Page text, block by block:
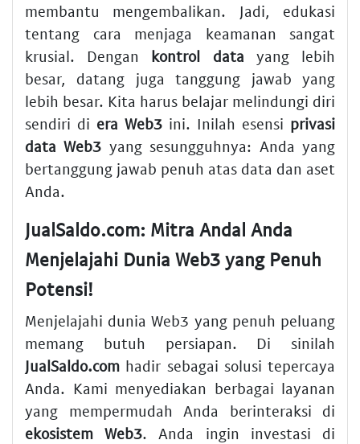
membantu mengembalikan. Jadi, edukasi
tentang cara menjaga keamanan sangat
krusial. Dengan kontrol data yang lebih
besar, datang juga tanggung jawab yang
lebih besar. Kita harus belajar melindungi diri
sendiri di era Web3 ini. Inilah esensi privasi
data Web3 yang sesungguhnya: Anda yang
bertanggung jawab penuh atas data dan aset
Anda.
JualSaldo.com: Mitra Andal Anda
Menjelajahi Dunia Web3 yang Penuh
Potensi!
Menjelajahi dunia Web3 yang penuh peluang
memang butuh persiapan. Di sinilah
JualSaldo.com hadir sebagai solusi tepercaya
Anda. Kami menyediakan berbagai layanan
yang mempermudah Anda berinteraksi di
ekosistem Web3. Anda ingin investasi di